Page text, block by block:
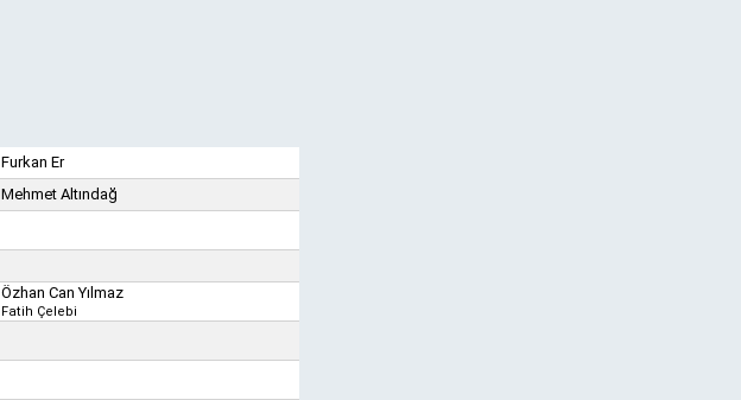
Furkan Er
Mehmet Altındağ
Özhan Can Yılmaz
Fatih Çelebi